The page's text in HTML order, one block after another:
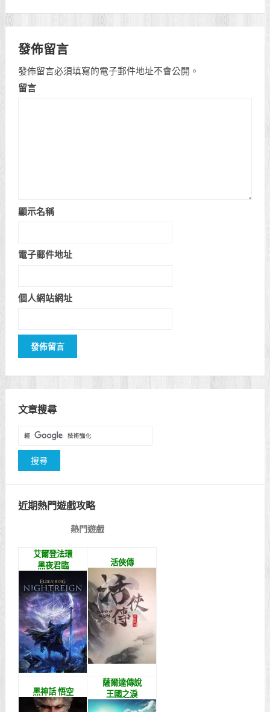
發佈留言
發佈留言必須填寫的電子郵件地址不會公開。
留言
顯示名稱
電子郵件地址
個人網站網址
文章搜尋
近期熱門遊戲攻略
熱門遊戲
艾爾登法環
黑夜君臨
活俠傳
黑神話 悟空
薩爾達傳說
王國之淚